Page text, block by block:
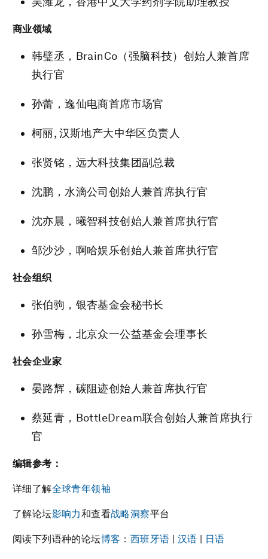
商业领域
韩璧丞，BrainCo（强脑科技）创始人兼首席
执行官
孙蕾，逸仙电商首席市场官
柯丽, 汉斯地产大中华区负责人
张贤铭，远大科技集团副总裁
沈鹏，水滴公司创始人兼首席执行官
沈亦晨，曦智科技创始人兼首席执行官
邹沙沙，啊哈娱乐创始人兼首席执行官
社会组织
张伯驹，银杏基金会秘书长
孙雪梅，北京众一公益基金会理事长
社会企业家
晏路辉，碳阻迹创始人兼首席执行官
蔡延青，BottleDream联合创始人兼首席执行
官
编辑参考：
详细了解全球青年领袖
了解论坛影响力和查看战略洞察平台
阅读下列语种的论坛博客 ： 西班牙语 | 汉语 | 日语